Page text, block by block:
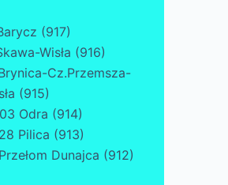
(917)
Wisła (916)
Cz.Przemsza-
(915)
Odra (914)
Pilica (913)
Dunajca (912)